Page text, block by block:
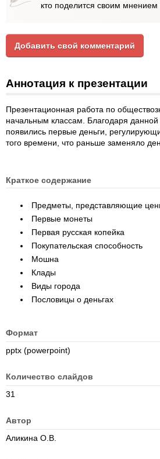
кто поделится своим мнением
Добавить свой комментарий
Аннотация к презентации
Презентационная работа по
начальным классам. Благодаря данной
появились первые деньги,
того времени, что раньше заменяло
Краткое содержание
Предметы, представляющие
Первые монеты
Первая русская копейка
Покупательская способность
Мошна
Клады
Виды города
Пословицы о деньгах
Формат
pptx (powerpoint)
Количество слайдов
31
Автор
Аликина О.В.